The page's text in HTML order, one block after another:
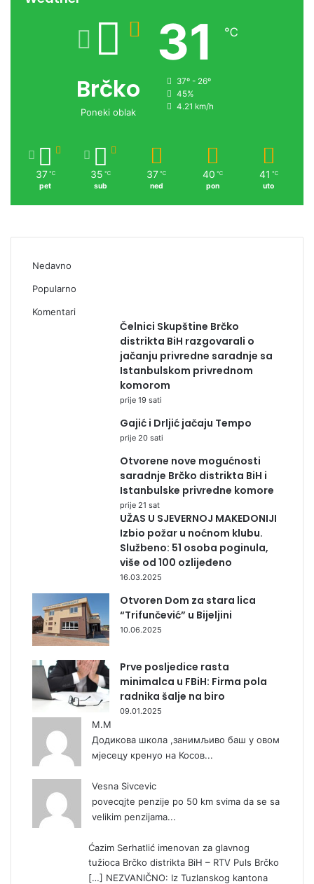
Brčko
Poneki oblak
31 ℃
37º - 26º
45%
4.21 km/h
37 ℃
pet
35 ℃
sub
37 ℃
ned
40 ℃
pon
41 ℃
uto
Nedavno
Popularno
Komentari
Čelnici Skupštine Brčko
distrikta BiH razgovarali o
jačanju privredne saradnje sa
Istanbulskom privrednom
komorom
prije 19 sati
Gajić i Drljić jačaju Tempo
prije 20 sati
Otvorene nove mogućnosti
saradnje Brčko distrikta BiH i
Istanbulske privredne komore
prije 21 sat
UŽAS U SJEVERNOJ MAKEDONIJI
Izbio požar u noćnom klubu.
Službeno: 51 osoba poginula,
više od 100 ozlijeđeno
16.03.2025
Otvoren Dom za stara lica
“Trifunčević” u Bijeljini
10.06.2025
Prve posljedice rasta
minimalca u FBiH: Firma pola
radnika šalje na biro
09.01.2025
М.М
Додикова школа ,занимљиво баш у овом
мјесецу кренуо на Косов...
Vesna Sivcevic
povecqjte penzije po 50 km svima da se sa
velikim penzijama...
Ćazim Serhatlić imenovan za glavnog
tužioca Brčko distrikta BiH – RTV Puls Brčko
[…] NEZVANIČNO: Iz Tuzlanskog kantona